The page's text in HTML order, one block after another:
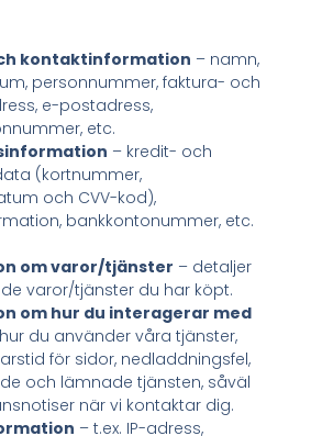
kontaktinformation – namn,
personnummer, faktura- och
e-postadress,
etc.
– kredit- och
(kortnummer,
och CVV-kod),
bankkontonummer, etc.
om varor/tjänster – detaljer
varor/tjänster du har köpt.
om hur du interagerar med
du använder våra tjänster,
för sidor, nedladdningsfel,
och lämnade tjänsten, såväl
när vi kontaktar dig.
– t.ex. IP-adress,